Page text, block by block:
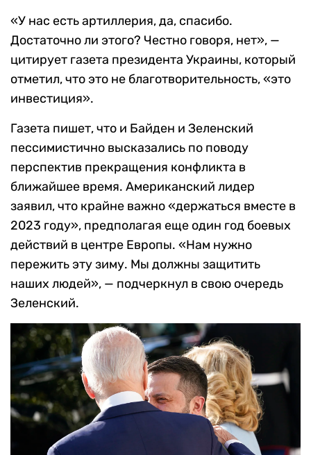
«У нас есть артиллерия, да, спасибо.
Достаточно ли этого? Честно говоря, нет», —
цитирует газета президента Украины, который
отметил, что это не благотворительность, «это
инвестиция».
Газета пишет, что и Байден и Зеленский
пессимистично высказались по поводу
перспектив прекращения конфликта в
ближайшее время. Американский лидер
заявил, что крайне важно «держаться вместе в
2023 году», предполагая еще один год боевых
действий в центре Европы. «Нам нужно
пережить эту зиму. Мы должны защитить
наших людей», — подчеркнул в свою очередь
Зеленский.